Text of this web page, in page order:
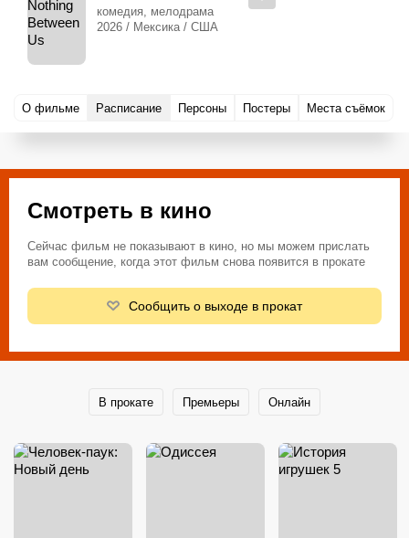
комедия, мелодрама
2026 / Мексика / США
О фильме Расписание Персоны Постеры Места съёмок
Смотреть в кино
Сейчас фильм не показывают в кино, но мы можем прислать
вам сообщение, когда этот фильм снова появится в прокате
Сообщить о выходе в прокат
В прокате Премьеры Онлайн